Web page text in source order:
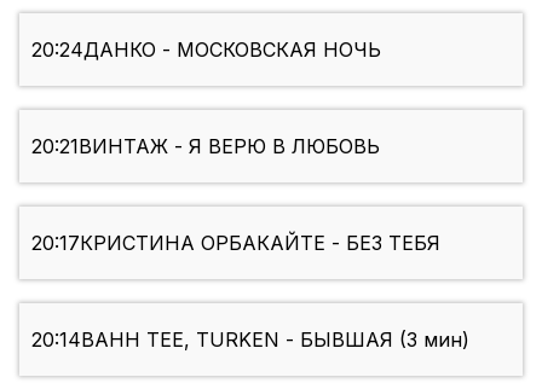
20:24ДАНКО - МОСКОВСКАЯ НОЧЬ
20:21ВИНТАЖ - Я ВЕРЮ В ЛЮБОВЬ
20:17КРИСТИНА ОРБАКАЙТЕ - БЕЗ ТЕБЯ
20:14BAHH TEE, TURKEN - БЫВШАЯ (3 мин)